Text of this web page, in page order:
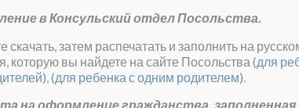
в Консульский отдел Посольства.
скачать, затем распечатать и заполнить на
которую вы найдете на сайте Посольства (для
), (для ребенка с одним родителем).
на оформление гражданства,